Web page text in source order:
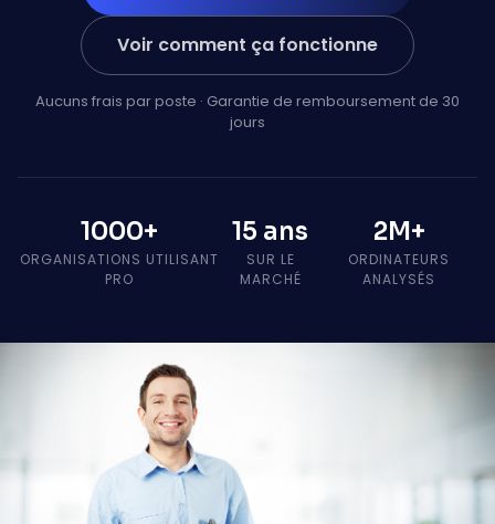
Voir comment ça fonctionne
Aucuns frais par poste · Garantie de remboursement de 30
jours
1000+
ORGANISATIONS UTILISANT
PRO
15 ans
SUR LE
MARCHÉ
2M+
ORDINATEURS
ANALYSÉS